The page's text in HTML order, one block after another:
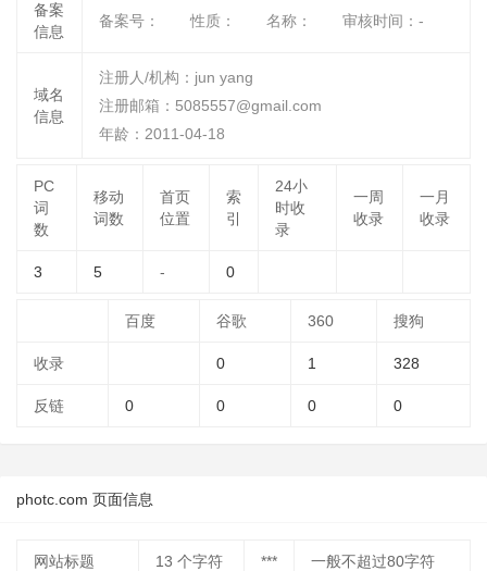
备案
信息
备案号： 性质： 名称： 审核时间： -
域名
信息
注册人/机构：jun yang
注册邮箱：5085557@gmail.com
年龄：2011-04-18
PC
词
数
移动
词数
首页
位置
索
引
24小
时收
录
一周
收录
一月
收录
3 5 - 0
百度 谷歌 360 搜狗
收录 0 1 328
反链 0 0 0 0
photc.com 页面信息
网站标题 13 个字符 *** 一般不超过80字符